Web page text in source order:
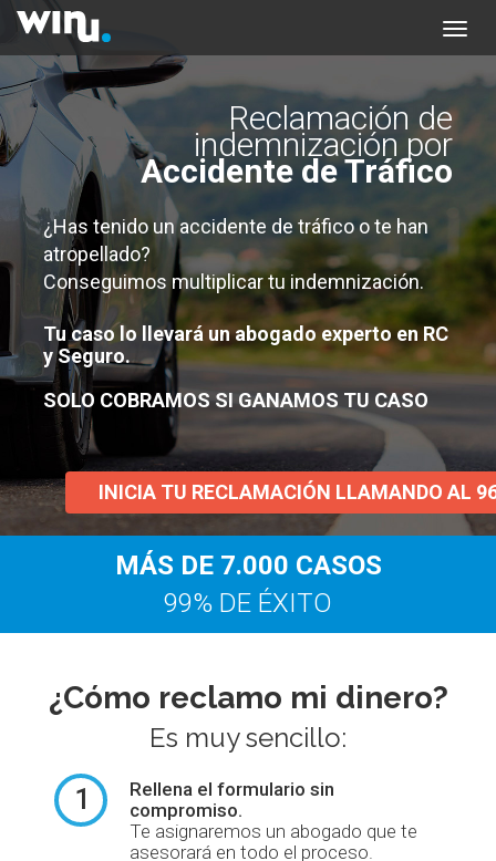
Reclamación de
indemnización por
Accidente de Tráfico
¿Has tenido un accidente de tráfico o te han
atropellado?
Conseguimos multiplicar tu indemnización.
Tu caso lo llevará un abogado experto en RC
y Seguro.
SOLO COBRAMOS SI GANAMOS TU CASO
INICIA TU RECLAMACIÓN LLAMANDO AL
MÁS DE 7.000 CASOS
99% DE ÉXITO
¿Cómo reclamo mi dinero?
Es muy sencillo:
1
Rellena el formulario sin
compromiso.
Te asignaremos un abogado que te
asesorará en todo el proceso.